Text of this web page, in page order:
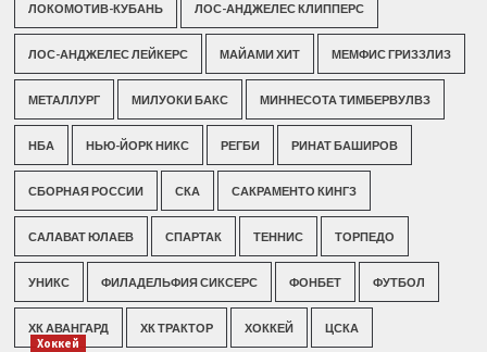
ЛОКОМОТИВ-КУБАНЬ ЛОС-АНДЖЕЛЕС КЛИППЕРС
ЛОС-АНДЖЕЛЕС ЛЕЙКЕРС МАЙАМИ ХИТ МЕМФИС ГРИЗЗЛИЗ
МЕТАЛЛУРГ МИЛУОКИ БАКС МИННЕСОТА ТИМБЕРВУЛВЗ
НБА НЬЮ-ЙОРК НИКС РЕГБИ РИНАТ БАШИРОВ
СБОРНАЯ РОССИИ СКА САКРАМЕНТО КИНГЗ
САЛАВАТ ЮЛАЕВ СПАРТАК ТЕННИС ТОРПЕДО
УНИКС ФИЛАДЕЛЬФИЯ СИКСЕРС ФОНБЕТ ФУТБОЛ
ХК АВАНГАРД ХК ТРАКТОР ХОККЕЙ ЦСКА
Хоккей